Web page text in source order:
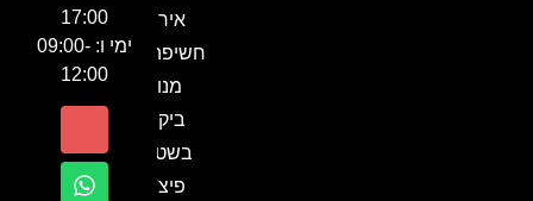
אירוע
חשיפה- זיו
מנור
ביקור
בשטח-
פיצ'ר
17:00
ימי ו: 09:00-
12:00